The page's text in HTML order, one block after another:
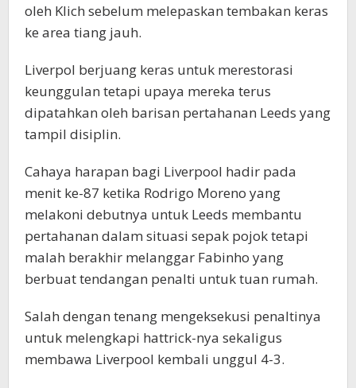
oleh Klich sebelum melepaskan tembakan keras
ke area tiang jauh.
Liverpol berjuang keras untuk merestorasi
keunggulan tetapi upaya mereka terus
dipatahkan oleh barisan pertahanan Leeds yang
tampil disiplin.
Cahaya harapan bagi Liverpool hadir pada
menit ke-87 ketika Rodrigo Moreno yang
melakoni debutnya untuk Leeds membantu
pertahanan dalam situasi sepak pojok tetapi
malah berakhir melanggar Fabinho yang
berbuat tendangan penalti untuk tuan rumah.
Salah dengan tenang mengeksekusi penaltinya
untuk melengkapi hattrick-nya sekaligus
membawa Liverpool kembali unggul 4-3.